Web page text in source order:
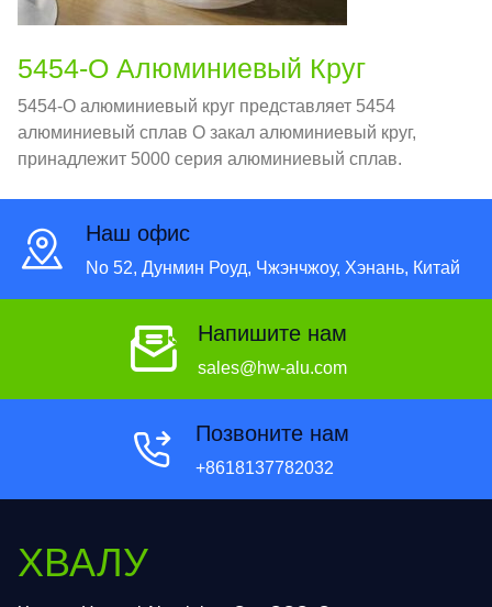
5454-О Алюминиевый Круг
5454-О алюминиевый круг представляет 5454
алюминиевый сплав O закал алюминиевый круг,
принадлежит 5000 серия алюминиевый сплав.
Наш офис
No 52, Дунмин Роуд, Чжэнчжоу, Хэнань, Китай
Напишите нам
sales@hw-alu.com
Позвоните нам
+8618137782032
ХВАЛУ